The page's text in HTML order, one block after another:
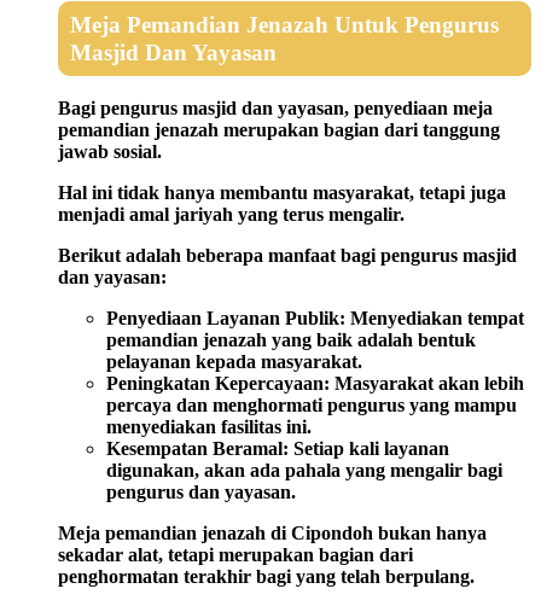
Meja Pemandian Jenazah Untuk Pengurus
Masjid Dan Yayasan
Bagi pengurus masjid dan yayasan, penyediaan meja
pemandian jenazah merupakan bagian dari tanggung
jawab sosial.
Hal ini tidak hanya membantu masyarakat, tetapi juga
menjadi amal jariyah yang terus mengalir.
Berikut adalah beberapa manfaat bagi pengurus masjid
dan yayasan:
Penyediaan Layanan Publik: Menyediakan tempat
pemandian jenazah yang baik adalah bentuk
pelayanan kepada masyarakat.
Peningkatan Kepercayaan: Masyarakat akan lebih
percaya dan menghormati pengurus yang mampu
menyediakan fasilitas ini.
Kesempatan Beramal: Setiap kali layanan
digunakan, akan ada pahala yang mengalir bagi
pengurus dan yayasan.
Meja pemandian jenazah di Cipondoh bukan hanya
sekadar alat, tetapi merupakan bagian dari
penghormatan terakhir bagi yang telah berpulang.